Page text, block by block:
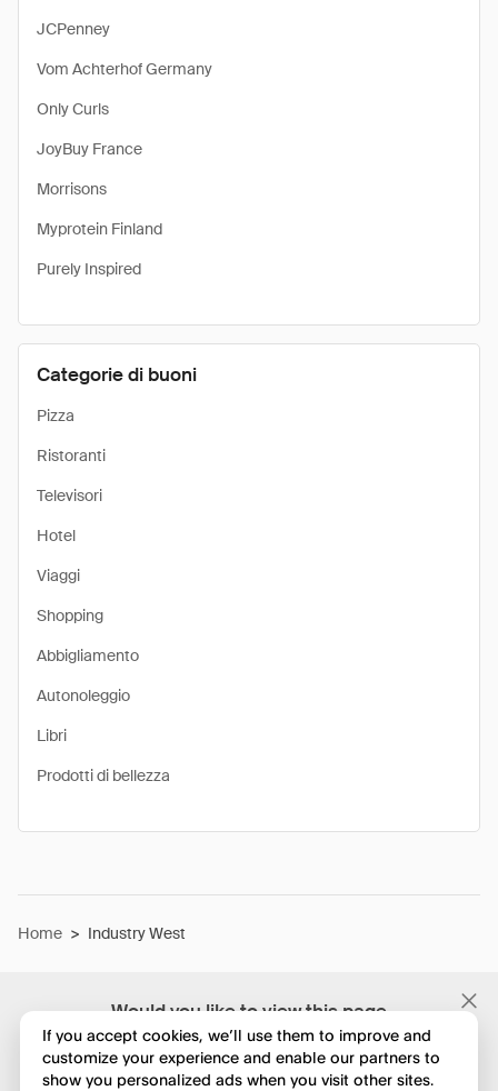
Would you like to view this page
in English?
JCPenney
Vom Achterhof Germany
Only Curls
JoyBuy France
Morrisons
Myprotein Finland
Purely Inspired
Categorie di buoni
Pizza
Ristoranti
Televisori
Hotel
Viaggi
Shopping
Abbigliamento
Autonoleggio
Libri
Prodotti di bellezza
Home > Industry West
If you accept cookies, we’ll use them to improve and
customize your experience and enable our partners to
show you personalized ads when you visit other sites.